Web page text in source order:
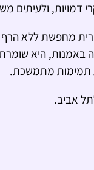
ולעיתים
מחפשת ללא הרף
באמנות, היא
תמימות מתמשכת.
אביב.